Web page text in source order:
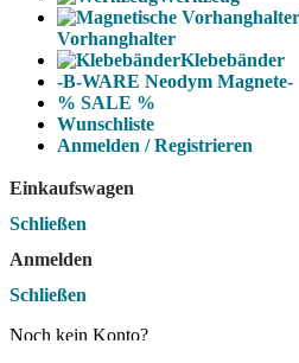
Vorhanghalter
Klebebänder
-B-WARE Neodym Magnete-
% SALE %
Wunschliste
Anmelden / Registrieren
Einkaufswagen
Schließen
Anmelden
Schließen
Noch kein Konto?